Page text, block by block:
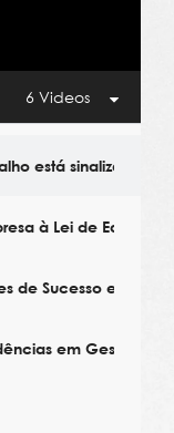
6 Videos
está sinalizando
à Lei de
de Sucesso em
em Gestão de